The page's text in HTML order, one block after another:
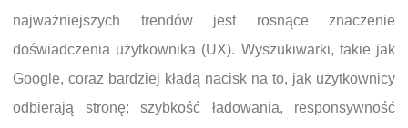
najważniejszych trendów jest rosnące znaczenie
doświadczenia użytkownika (UX). Wyszukiwarki, takie jak
Google, coraz bardziej kładą nacisk na to, jak użytkownicy
odbierają stronę; szybkość ładowania, responsywność